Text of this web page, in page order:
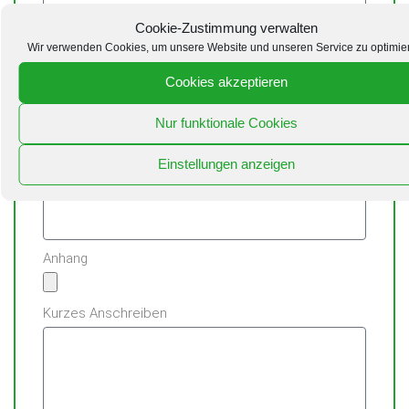
Cookie-Zustimmung verwalten
Wir verwenden Cookies, um unsere Website und unseren Service zu
Cookies akzeptieren
Nur funktionale Cookies
Einstellungen anzeigen
E-Mail
Telefon
Anhang
Kurzes Anschreiben